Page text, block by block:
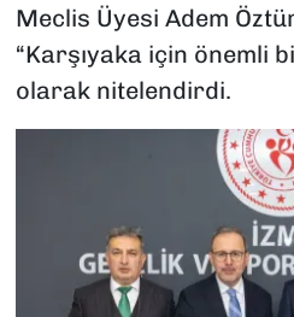
Meclis Üyesi Adem
“Karşıyaka için önemli
olarak nitelendirdi.